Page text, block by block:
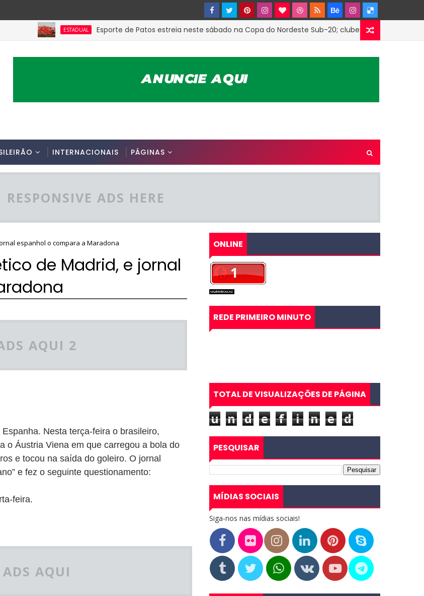
ESTADUAL Esporte de Patos estreia neste sábado na Copa do Nordeste Sub-20; clube firmou parceria com
INTERNACIONAIS PÁGINAS
RESPONSIVE ADS HERE
espanhol o compara a Maradona
de Madrid, e jornal
AQUI 2
Nesta terça-feira o brasileiro,
o Áustria Viena em que carregou a bola do
e tocou na saída do goleiro. O jornal
e fez o seguinte questionamento:
feira.
ADS AQUI
ONLINE
REDE PRIMEIRO MINUTO
TOTAL DE VISUALIZAÇÕES DE PÁGINA
u n d e f i n e d
PESQUISAR
MÍDIAS SOCIAIS
Siga-nos nas mídias sociais!